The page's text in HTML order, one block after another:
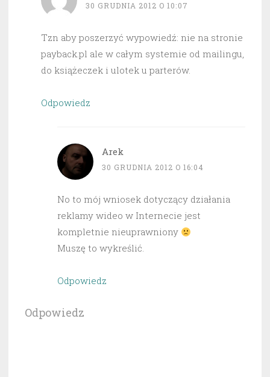
30 GRUDNIA 2012 O 10:07
Tzn aby poszerzyć wypowiedź: nie na stronie
payback.pl ale w całym systemie od mailingu,
do książeczek i ulotek u parterów.
Odpowiedz
Arek
30 GRUDNIA 2012 O 16:04
No to mój wniosek dotyczący działania
reklamy wideo w Internecie jest
kompletnie nieuprawniony
Muszę to wykreślić.
Odpowiedz
Odpowiedz